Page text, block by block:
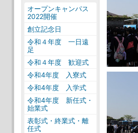
オープンキャンパス
2022開催
創立記念日
令和４年度 一日遠
足
令和４年度 歓迎式
令和4年度 入寮式
令和4年度 入学式
令和4年度 新任式・
始業式
表彰式・終業式・離
任式